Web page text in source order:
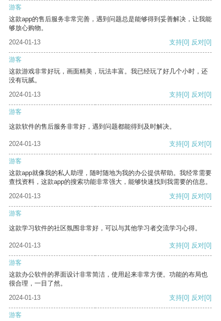
游客
这款app的售后服务非常完善，遇到问题总是能够得到妥善解决，让我能
够放心购物。
2024-01-13
支持[0] 反对[0]
游客
这款游戏非常好玩，画面精美，玩法丰富。我已经玩了好几个小时，还
没有玩腻。
2024-01-13
支持[0] 反对[0]
游客
这款软件的售后服务非常好，遇到问题都能得到及时解决。
2024-01-13 支持[0] 反对[0]
游客
这款app就像我的私人助理，随时随地为我的办公提供帮助。我经常需要
查找资料，这款app的搜索功能非常强大，能够快速找到我需要的信息。
2024-01-13
支持[0] 反对[0]
游客
这款学习软件的社区氛围非常好，可以与其他学习者交流学习心得。
2024-01-13 支持[0] 反对[0]
游客
这款办公软件的界面设计非常简洁，使用起来非常方便。功能的布局也
很合理，一目了然。
2024-01-13
支持[0] 反对[0]
游客